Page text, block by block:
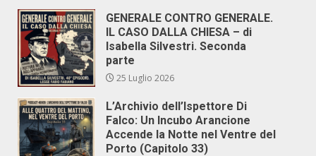
GENERALE CONTRO GENERALE.
IL CASO DALLA CHIESA – di
Isabella Silvestri. Seconda
parte
25 Luglio 2026
L’Archivio dell’Ispettore Di
Falco: Un Incubo Arancione
Accende la Notte nel Ventre del
Porto (Capitolo 33)